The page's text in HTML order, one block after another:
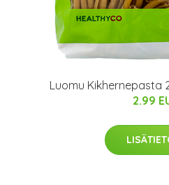
Luomu Kikhernepasta
2.99